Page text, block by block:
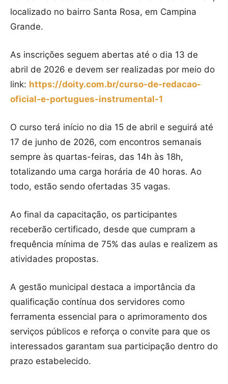
localizado no bairro Santa Rosa, em Campina
Grande.
As inscrições seguem abertas até o dia 13 de
abril de 2026 e devem ser realizadas por meio do
link: https://doity.com.br/curso-de-redacao-
oficial-e-portugues-instrumental-1
O curso terá início no dia 15 de abril e seguirá até
17 de junho de 2026, com encontros semanais
sempre às quartas-feiras, das 14h às 18h,
totalizando uma carga horária de 40 horas. Ao
todo, estão sendo ofertadas 35 vagas.
Ao final da capacitação, os participantes
receberão certificado, desde que cumpram a
frequência mínima de 75% das aulas e realizem as
atividades propostas.
A gestão municipal destaca a importância da
qualificação contínua dos servidores como
ferramenta essencial para o aprimoramento dos
serviços públicos e reforça o convite para que os
interessados garantam sua participação dentro do
prazo estabelecido.